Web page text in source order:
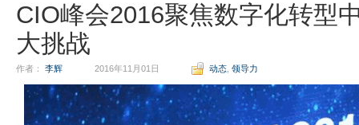
CIO峰会2016聚焦数字化转型
大挑战
作者： 李辉 2016年11月01日 动态 领导力